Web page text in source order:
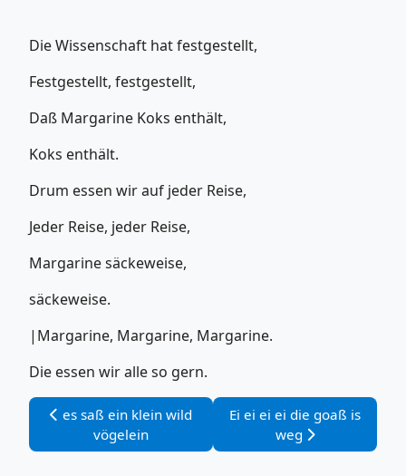
Die Wissenschaft hat festgestellt,
Festgestellt, festgestellt,
Daß Margarine Koks enthält,
Koks enthält.
Drum essen wir auf jeder Reise,
Jeder Reise, jeder Reise,
Margarine säckeweise,
säckeweise.
|Margarine, Margarine, Margarine.
Die essen wir alle so gern.
Vorheriger Beitrag: es saß ein klein wild vögelein
es saß ein klein wild
vögelein
Nächster Beitrag: Ei ei ei
Ei ei ei ei die goaß is
weg